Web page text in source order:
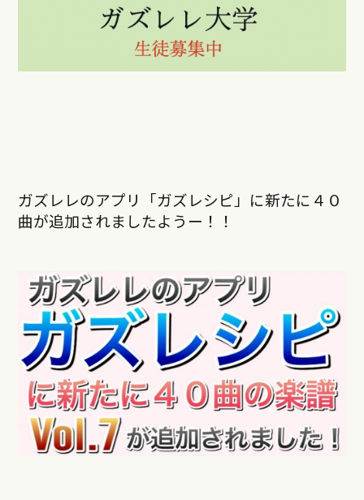
ガズレレのアプリ「ガズレシピ」に新たに４０
曲が追加されましたようー！！